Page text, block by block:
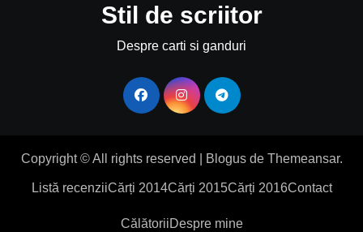
Stil de scriitor
Despre carti si ganduri
Copyright © All rights reserved Blogusde Themeansar.
Listă recenziiCărți 2014Cărți 2015Cărți 2016Contact
CălătoriiDespre mine